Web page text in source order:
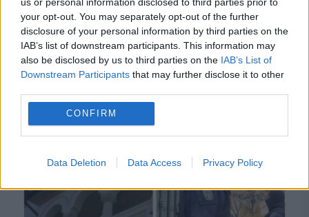
your opt-out. You may separately opt-out of the further
disclosure of your personal information by third parties on the
IAB’s list of downstream participants. This information may
also be disclosed by us to third parties on the IAB’s List of
Downstream Participants that may further disclose it to other
CONFIRM
Data Deletion Data Access Privacy Policy
POLITICA
Nicușor Dan: Holocaustul romilor rămâne un
capitol insuficient cunoscut. Mesaj de Ziua
Europeană de Comemorare a Holocaustului
Romilor